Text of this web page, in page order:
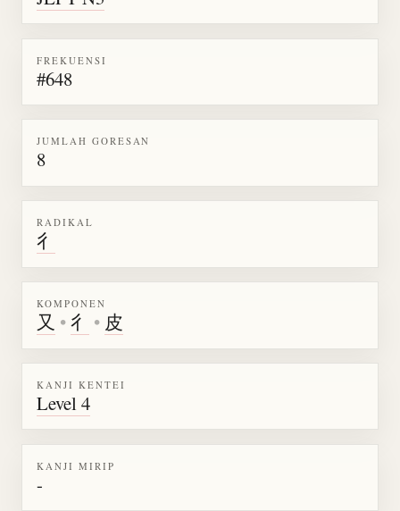
FREKUENSI
#648
JUMLAH GORESAN
8
RADIKAL
彳
KOMPONEN
又 •彳 • 皮
KANJI KENTEI
Level 4
KANJI MIRIP
-